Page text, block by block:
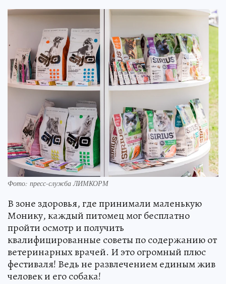
Фото: пресс-служба ЛИМКОРМ
В зоне здоровья, где принимали маленькую
Монику, каждый питомец мог бесплатно
пройти осмотр и получить
квалифицированные советы по содержанию от
ветеринарных врачей. И это огромный плюс
фестиваля! Ведь не развлечением единым жив
человек и его собака!